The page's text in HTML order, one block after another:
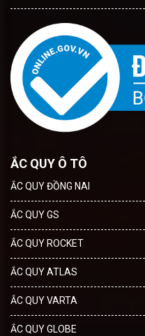
ẮC QUY Ô TÔ
ẮC QUY ĐỒNG NAI
ẮC QUY GS
ẮC QUY ROCKET
ẮC QUY ATLAS
ẮC QUY VARTA
ẮC QUY GLOBE